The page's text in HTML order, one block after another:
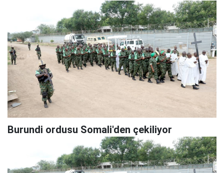
Burundi ordusu Somali'den çekiliyor